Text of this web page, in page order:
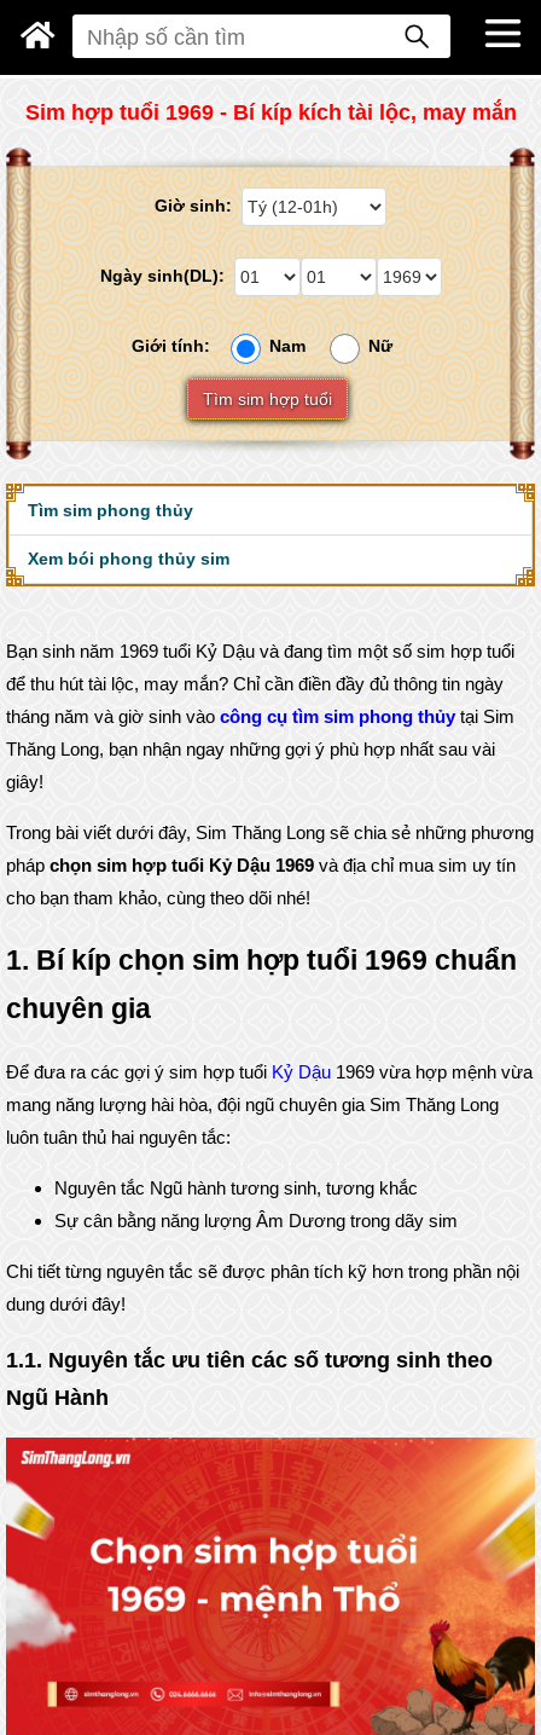
Sim hợp tuổi 1969 - Bí kíp kích tài lộc, may mắn
Giờ sinh:
Ngày sinh(DL):
Giới tính: Nam Nữ
Tìm sim hợp tuổi
Tìm sim phong thủy
Xem bói phong thủy sim
Bạn sinh năm 1969 tuổi Kỷ Dậu và đang tìm một số sim hợp tuổi
để thu hút tài lộc, may mắn? Chỉ cần điền đầy đủ thông tin ngày
tháng năm và giờ sinh vào công cụ tìm sim phong thủytại Sim
Thăng Long, bạn nhận ngay những gợi ý phù hợp nhất sau vài
giây!
Trong bài viết dưới đây, Sim Thăng Long sẽ chia sẻ những phương
pháp chọn sim hợp tuổi Kỷ Dậu 1969 và địa chỉ mua sim uy tín
cho bạn tham khảo, cùng theo dõi nhé!
1. Bí kíp chọn sim hợp tuổi 1969 chuẩn
chuyên gia
Để đưa ra các gợi ý sim hợp tuổi Kỷ Dậu 1969 vừa hợp mệnh vừa
mang năng lượng hài hòa, đội ngũ chuyên gia Sim Thăng Long
luôn tuân thủ hai nguyên tắc:
Nguyên tắc Ngũ hành tương sinh, tương khắc
Sự cân bằng năng lượng Âm Dương trong dãy sim
Chi tiết từng nguyên tắc sẽ được phân tích kỹ hơn trong phần nội
dung dưới đây!
1.1. Nguyên tắc ưu tiên các số tương sinh theo
Ngũ Hành